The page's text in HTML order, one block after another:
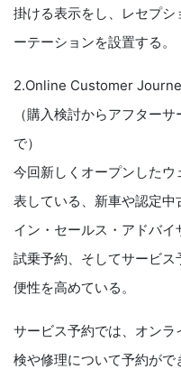
掛ける表示をし、レセプ
ーテーションを設置する。
2.Online Customer
（購入検討からアフター
で）
今回新しくオープンした
表している、新車や認定
イン・セールス・アドバ
試乗予約、そしてサービス
便性を高めている。
サービス予約では、オン
検や修理について予約が